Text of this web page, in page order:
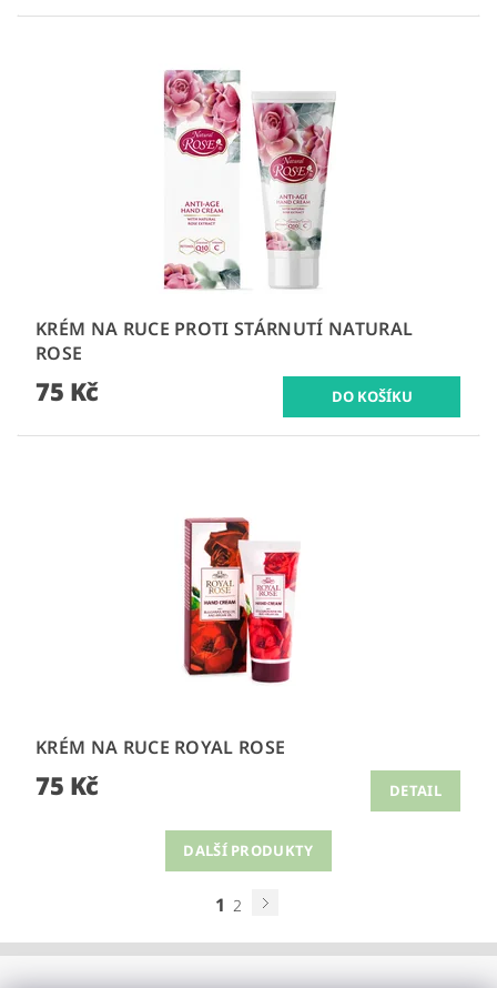
KRÉM NA RUCE PROTI STÁRNUTÍ NATURAL
ROSE
75 Kč
KRÉM NA RUCE ROYAL ROSE
75 Kč DETAIL
DALŠÍ PRODUKTY
1 2